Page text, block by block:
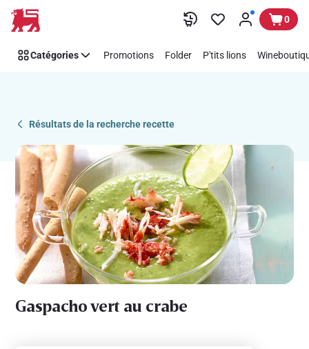
Passer
Recipe
Details
0
Catégories Promotions Folder P'tits lions
Résultats de la recherche recette
Gaspacho vert au crabe